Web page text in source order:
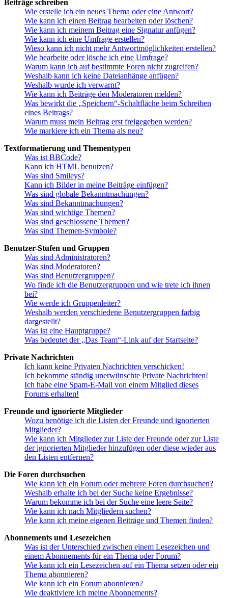
Beiträge schreiben
Wie erstelle ich ein neues Thema oder eine Antwort?
Wie kann ich einen Beitrag bearbeiten oder löschen?
Wie kann ich meinem Beitrag eine Signatur anfügen?
Wie kann ich eine Umfrage erstellen?
Wieso kann ich nicht mehr Antwortmöglichkeiten erstellen?
Wie bearbeite oder lösche ich eine Umfrage?
Warum kann ich auf bestimmte Foren nicht zugreifen?
Weshalb kann ich keine Dateianhänge anfügen?
Weshalb wurde ich verwarnt?
Wie kann ich Beiträge den Moderatoren melden?
Was bewirkt die „Speichern“-Schaltfläche beim Schreiben
eines Beitrags?
Warum muss mein Beitrag erst freigegeben werden?
Wie markiere ich ein Thema als neu?
Textformatierung und Thementypen
Was ist BBCode?
Kann ich HTML benutzen?
Was sind Smileys?
Kann ich Bilder in meine Beiträge einfügen?
Was sind globale Bekanntmachungen?
Was sind Bekanntmachungen?
Was sind wichtige Themen?
Was sind geschlossene Themen?
Was sind Themen-Symbole?
Benutzer-Stufen und Gruppen
Was sind Administratoren?
Was sind Moderatoren?
Was sind Benutzergruppen?
Wo finde ich die Benutzergruppen und wie trete ich ihnen
bei?
Wie werde ich Gruppenleiter?
Weshalb werden verschiedene Benutzergruppen farbig
dargestellt?
Was ist eine Hauptgruppe?
Was bedeutet der „Das Team“-Link auf der Startseite?
Private Nachrichten
Ich kann keine Privaten Nachrichten verschicken!
Ich bekomme ständig unerwünschte Private Nachrichten!
Ich habe eine Spam-E-Mail von einem Mitglied dieses
Forums erhalten!
Freunde und ignorierte Mitglieder
Wozu benötige ich die Listen der Freunde und ignorierten
Mitglieder?
Wie kann ich Mitglieder zur Liste der Freunde oder zur Liste
der ignorierten Mitglieder hinzufügen oder diese wieder aus
den Listen entfernen?
Die Foren durchsuchen
Wie kann ich ein Forum oder mehrere Foren durchsuchen?
Weshalb erhalte ich bei der Suche keine Ergebnisse?
Warum bekomme ich bei der Suche eine leere Seite?
Wie kann ich nach Mitgliedern suchen?
Wie kann ich meine eigenen Beiträge und Themen finden?
Abonnements und Lesezeichen
Was ist der Unterschied zwischen einem Lesezeichen und
einem Abonnements für ein Thema oder Forum?
Wie kann ich ein Lesezeichen auf ein Thema setzen oder ein
Thema abonnieren?
Wie kann ich ein Forum abonnieren?
Wie deaktiviere ich meine Abonnements?